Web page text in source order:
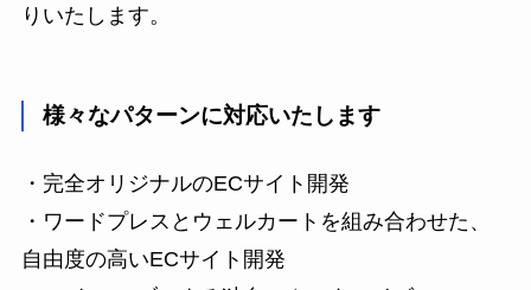
りいたします。
様々なパターンに対応いたします
・完全オリジナルのECサイト開発
・ワードプレスとウェルカートを組み合わせた、
自由度の高いECサイト開発